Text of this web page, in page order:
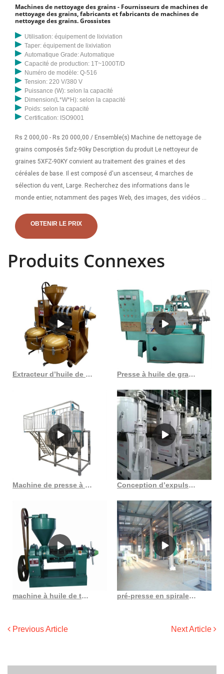
Machines de nettoyage des grains - Fournisseurs de machines de
nettoyage des grains, fabricants et fabricants de machines de
nettoyage des grains. Grossistes
Utilisation: équipement de lixiviation
Taper: équipement de lixiviation
Automatique Grade: Automatique
Capacité de production: 1T~1000T/D
Numéro de modèle: Q-516
Tension: 220 V/380 V
Puissance (W): selon la capacité
Dimension(L*W*H): selon la capacité
Poids: selon la capacité
Certification: ISO9001
Rs 2 000,00 - Rs 20 000,00 / Ensemble(s) Machine de nettoyage de
grains composés 5xfz-90ky Description du produit Le nettoyeur de
graines 5XFZ-90KY convient au traitement des graines et des
céréales de base. Il est composé d'un ascenseur, 4 marches de
sélection du vent, Large. Recherchez des informations dans le
monde entier, notamment des pages Web, des images, des vidéos et
spéciales pour vous aider à trouver exactement ce que vous
recherchez. Programmes publicitaires Solutions commerciales À
OBTENIR LE PRIX
Produits Connexes
Extracteur d’huile de noix prix de gros – meilleure noix 2023 au Togo Presse à huile de graines de cerise froide, expulseur d’huile de graines de prune au Burundi
Machine de presse à huile de pin entièrement automatique à haut rendement d’huile en vente hj p09 Conception d’expulseur d’huile automatique pour une machine à huile comestible pratique et rapide
machine à huile de tournesol machine à huile de tournesol au maroc pré-presse en spirale quelque peu différente de la presse à huile à vis pinterest
Previous Article Next Article